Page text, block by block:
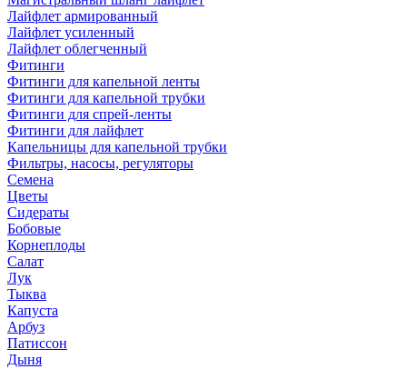
Лайфлет армированный
Лайфлет усиленный
Лайфлет облегченный
Фитинги
Фитинги для капельной ленты
Фитинги для капельной трубки
Фитинги для спрей-ленты
Фитинги для лайфлет
Капельницы для капельной трубки
Фильтры, насосы, регуляторы
Семена
Цветы
Сидераты
Бобовые
Корнеплоды
Салат
Лук
Тыква
Капуста
Арбуз
Патиссон
Дыня